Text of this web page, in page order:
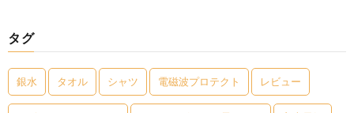
タグ
銀水 タオル シャツ 電磁波プロテクト レビュー